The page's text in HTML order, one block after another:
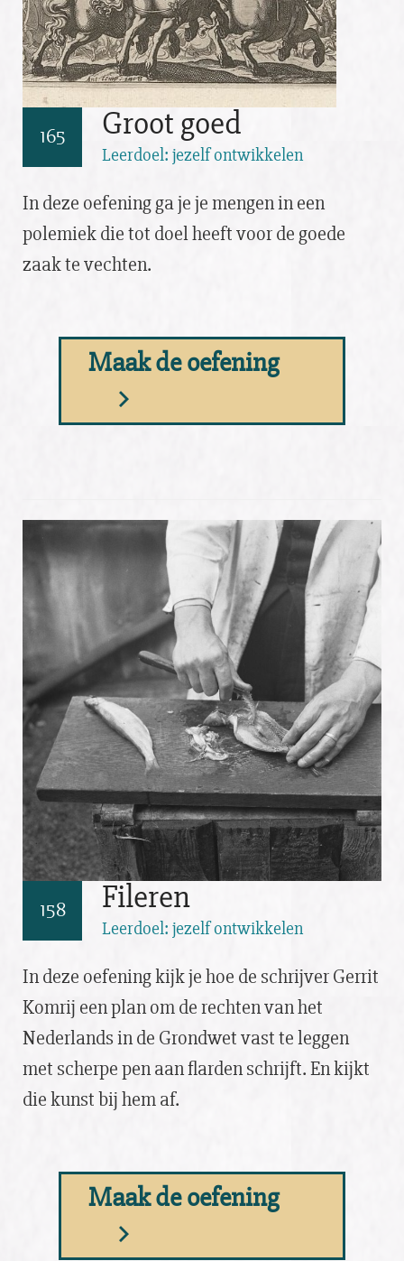
165 Groot goed
Leerdoel: jezelf ontwikkelen
In deze oefening ga je je mengen in een
polemiek die tot doel heeft voor de goede
zaak te vechten.
Maak de oefening
158 Fileren
Leerdoel: jezelf ontwikkelen
In deze oefening kijk je hoe de schrijver Gerrit
Komrij een plan om de rechten van het
Nederlands in de Grondwet vast te leggen
met scherpe pen aan flarden schrijft. En kijkt
die kunst bij hem af.
Maak de oefening